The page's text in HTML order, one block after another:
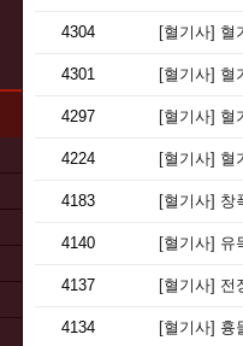
4304 [혈기사] 혈
4301 [혈기사] 혈
4297 [혈기사] 혈
4224 [혈기사] 혈
4183 [혈기사] 창
4140 [혈기사] 유
4137 [혈기사] 전
4134 [혈기사] 흉